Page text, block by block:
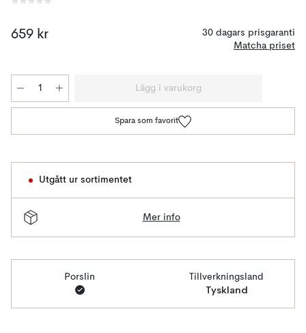
659 kr
30 dagars prisgaranti
Matcha priset
Lägg i varukorg
Spara som favorit
Utgått ur sortimentet
Mer info
Porslin Tillverkningsland
Tyskland